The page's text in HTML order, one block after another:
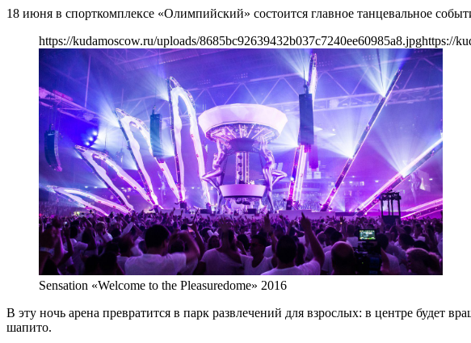
18 июня в спорткомплексе «Олимпийский» состоится главное танцевальное
https://kudamoscow.ru/uploads/8685bc92639432b037c7240ee60985a8.jpghttps://
Sensation «Welcome to the Pleasuredome» 2016
В эту ночь арена превратится в парк развлечений для взрослых: в центре будет
шапито.